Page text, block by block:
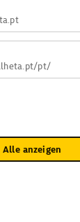
pt/
Alle anzeigen